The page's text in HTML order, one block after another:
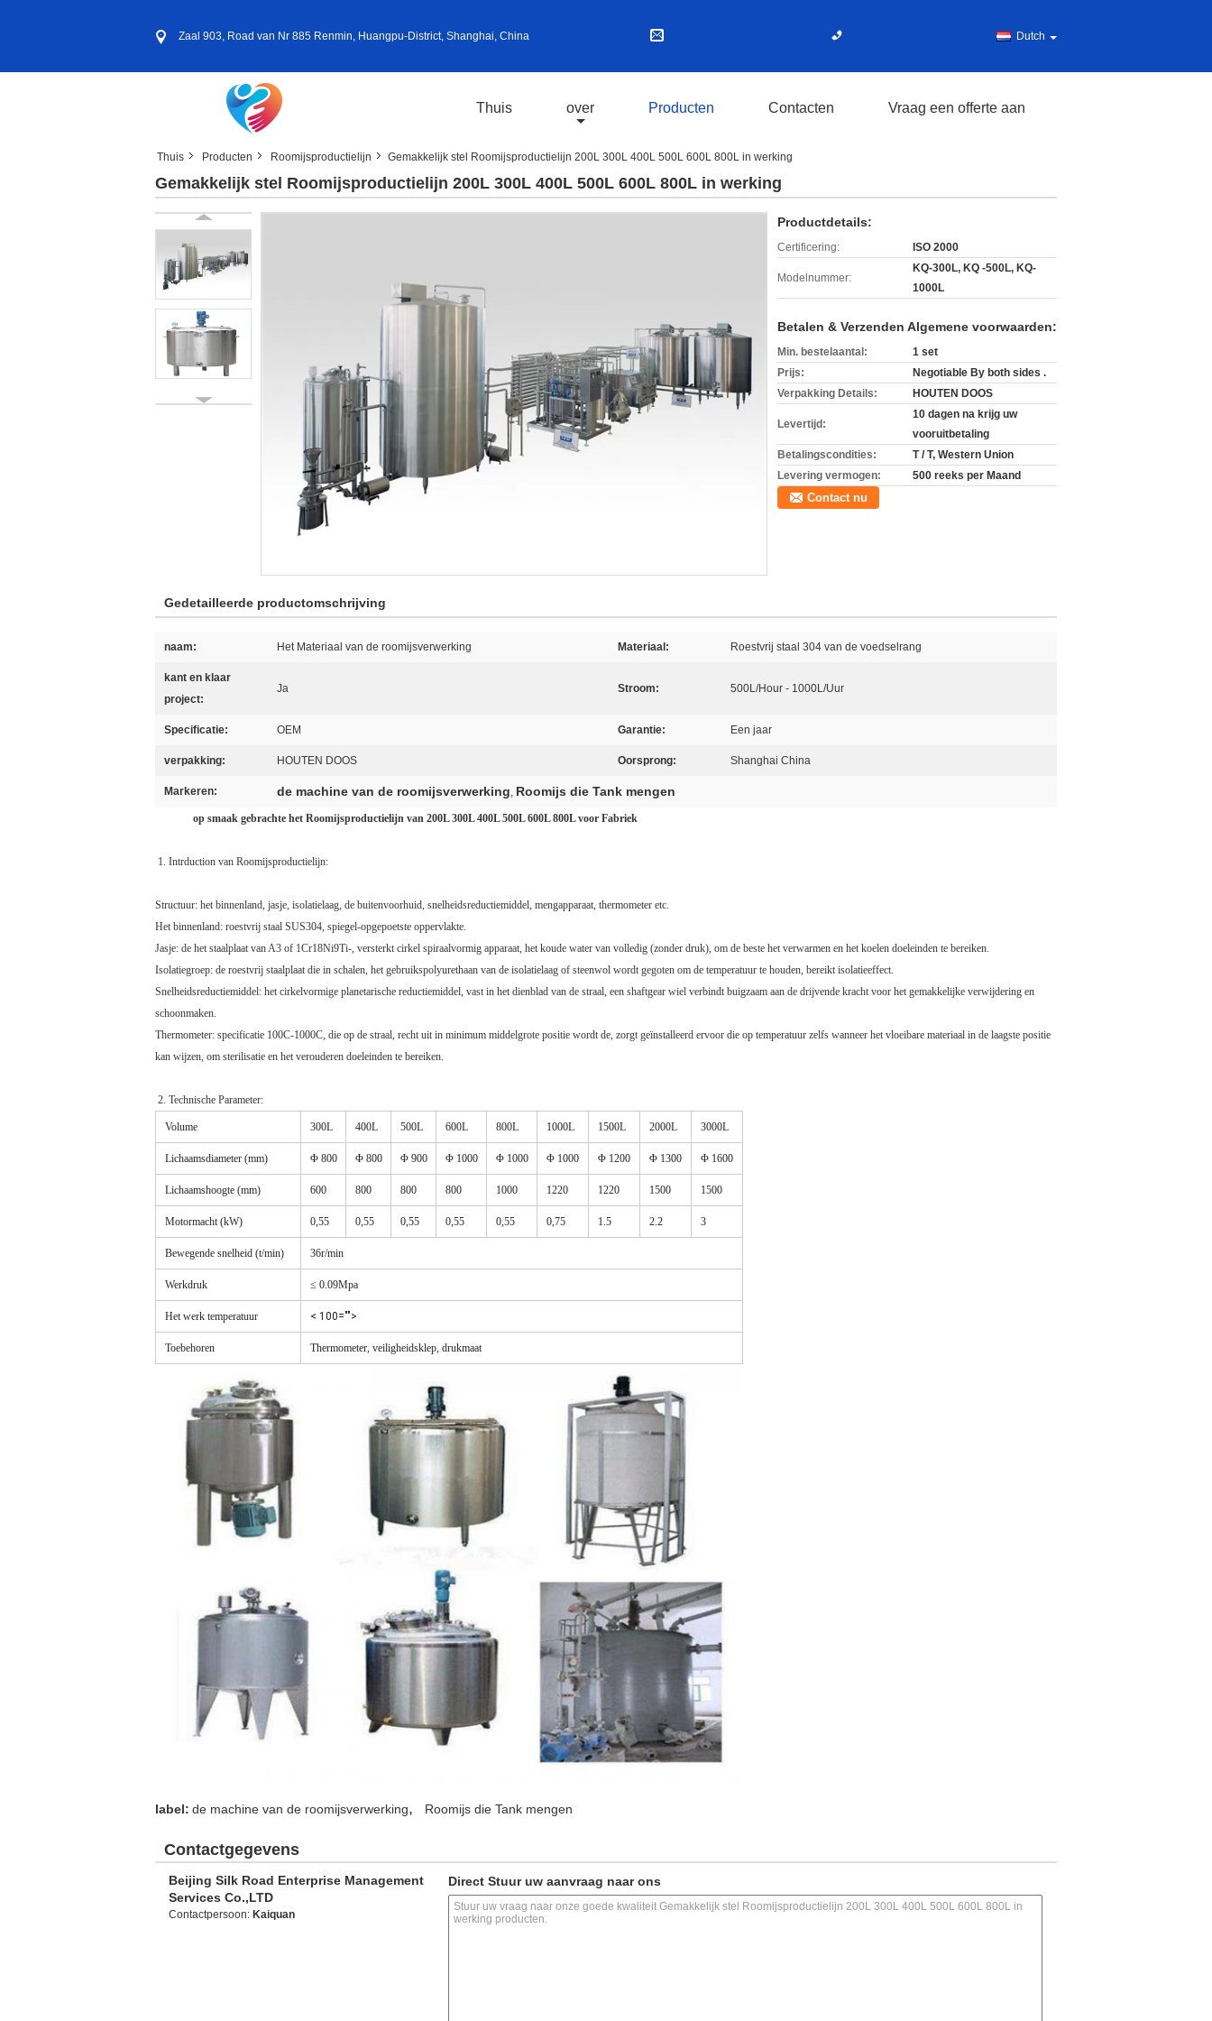
Zaal 903, Road van Nr 885 Renmin, Huangpu-District, Shanghai, China Dutch
Thuis over Producten Contacten Vraag een offerte aan
Thuis Producten Roomijsproductielijn Gemakkelijk stel Roomijsproductielijn 200L 300L 400L 500L 600L 800L in werking
Gemakkelijk stel Roomijsproductielijn 200L 300L 400L 500L 600L 800L in werking
Productdetails:
Certificering: ISO 2000
Modelnummer:
KQ-300L, KQ -500L, KQ-
1000L
Betalen & Verzenden Algemene voorwaarden:
Min. bestelaantal:
1 set
Prijs:
Negotiable By both sides .
Verpakking Details:
HOUTEN DOOS
Levertijd:
10 dagen na krijg uw
vooruitbetaling
Betalingscondities:
T / T, Western Union
Levering vermogen:
500 reeks per Maand
Contact nu
Gedetailleerde productomschrijving
naam: Het Materiaal van de roomijsverwerking Materiaal: Roestvrij staal 304 van de voedselrang
kant en klaar
project:
Ja Stroom: 500L/Hour - 1000L/Uur
Specificatie: OEM Garantie: Een jaar
verpakking: HOUTEN DOOS Oorsprong: Shanghai China
Markeren: de machine van de roomijsverwerking, Roomijs die Tank mengen
op smaak gebrachte het Roomijsproductielijn van 200L 300L 400L 500L 600L 800L voor Fabriek
1. Intrduction van Roomijsproductielijn:
Structuur: het binnenland, jasje, isolatielaag, de buitenvoorhuid, snelheidsreductiemiddel, mengapparaat, thermometer etc.
Het binnenland: roestvrij staal SUS304, spiegel-opgepoetste oppervlakte.
Jasje: de het staalplaat van A3 of 1Cr18Ni9Ti-, versterkt cirkel spiraalvormig apparaat, het koude water van volledig (zonder druk), om de beste het verwarmen en het koelen doeleinden te bereiken.
Isolatiegroep: de roestvrij staalplaat die in schalen, het gebruikspolyurethaan van de isolatielaag of steenwol wordt gegoten om de temperatuur te houden, bereikt isolatieeffect.
Snelheidsreductiemiddel: het cirkelvormige planetarische reductiemiddel, vast in het dienblad van de straal, een shaftgear wiel verbindt buigzaam aan de drijvende kracht voor het gemakkelijke verwijdering en
schoonmaken.
Thermometer: specificatie 100C-1000C, die op de straal, recht uit in minimum middelgrote positie wordt de, zorgt geïnstalleerd ervoor die op temperatuur zelfs wanneer het vloeibare materiaal in de laagste positie
kan wijzen, om sterilisatie en het verouderen doeleinden te bereiken.
2. Technische Parameter:
Volume 300L 400L 500L 600L 800L 1000L 1500L 2000L 3000L
Lichaamsdiameter (mm) Φ 800 Φ 800 Φ 900 Φ 1000 Φ 1000 Φ 1000 Φ 1200 Φ 1300 Φ 1600
Lichaamshoogte (mm) 600 800 800 800 1000 1220 1220 1500 1500
Motormacht (kW) 0,55 0,55 0,55 0,55 0,55 0,75 1.5 2.2 3
Bewegende snelheid (t/min) 36r/min
Werkdruk ≤ 0.09Mpa
Het werk temperatuur < 100="">
Toebehoren Thermometer, veiligheidsklep, drukmaat
label: de machine van de roomijsverwerking, Roomijs die Tank mengen
Contactgegevens
Beijing Silk Road Enterprise Management
Services Co.,LTD
Contactpersoon: Kaiquan
Direct Stuur uw aanvraag naar ons